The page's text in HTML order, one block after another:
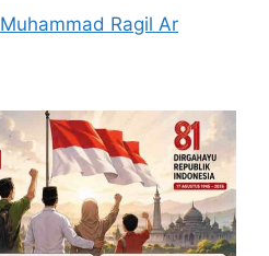
Muhammad Ragil Ar